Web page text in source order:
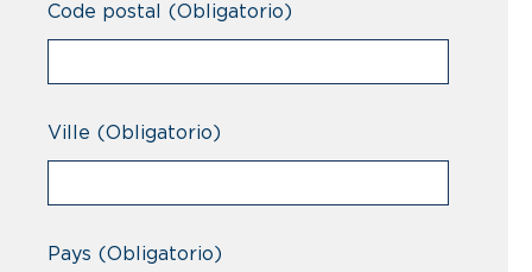
Code postal (Obligatorio)
Ville (Obligatorio)
Pays (Obligatorio)